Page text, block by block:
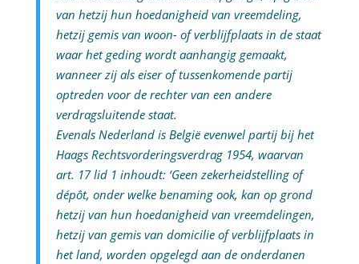
van hetzij hun hoedanigheid van vreemdeling,
hetzij gemis van woon- of verblijfplaats in de staat
waar het geding wordt aanhangig gemaakt,
wanneer zij als eiser of tussenkomende partij
optreden voor de rechter van een andere
verdragsluitende staat.
Evenals Nederland is België evenwel partij bij het
Haags Rechtsvorderingsverdrag 1954, waarvan
art. 17 lid 1 inhoudt: ‘Geen zekerheidstelling of
dépôt, onder welke benaming ook, kan op grond
hetzij van hun hoedanigheid van vreemdelingen,
hetzij van gemis van domicilie of verblijfplaats in
het land, worden opgelegd aan de onderdanen